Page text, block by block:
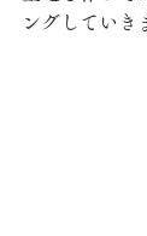
ングしていき